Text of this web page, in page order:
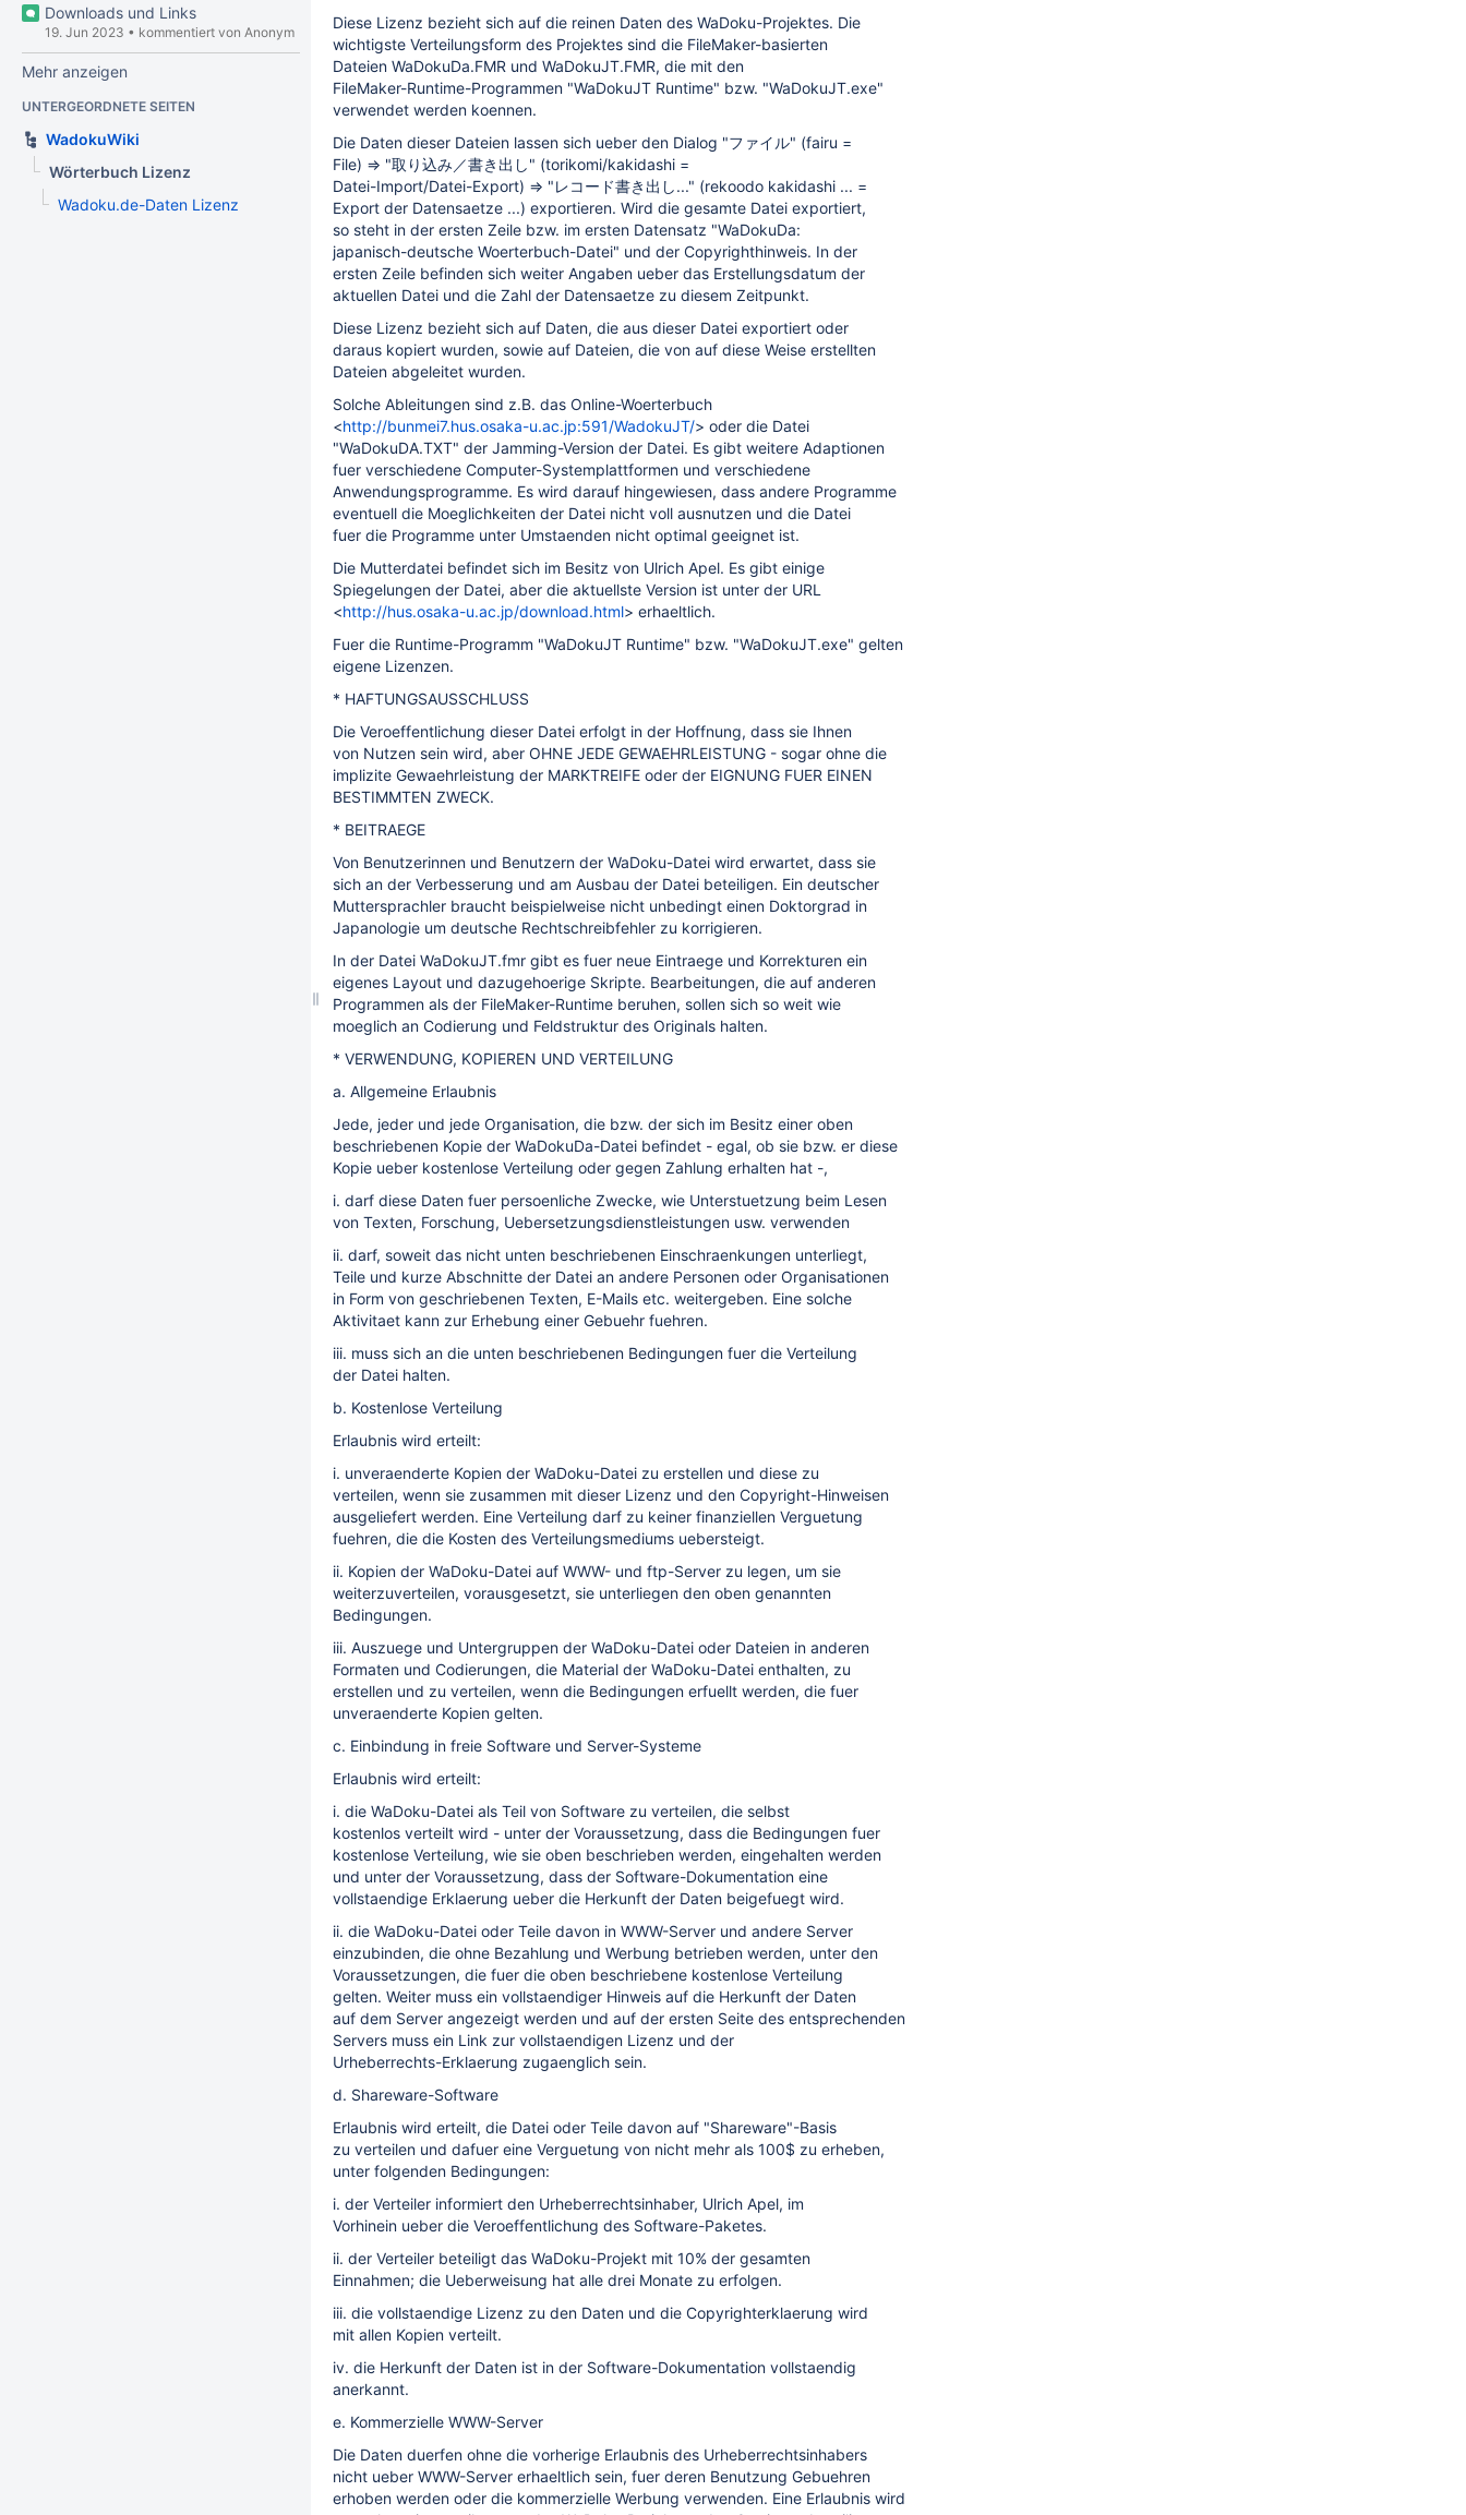
Downloads und Links
19. Jun 2023 • kommentiert von Anonym
Mehr anzeigen
UNTERGEORDNETE SEITEN
WadokuWiki
Wörterbuch Lizenz
Wadoku.de-Daten Lizenz
Diese Lizenz bezieht sich auf die reinen Daten des WaDoku-Projektes. Die
wichtigste Verteilungsform des Projektes sind die FileMaker-basierten
Dateien WaDokuDa.FMR und WaDokuJT.FMR, die mit den
FileMaker-Runtime-Programmen "WaDokuJT Runtime" bzw. "WaDokuJT.exe"
verwendet werden koennen.
Die Daten dieser Dateien lassen sich ueber den Dialog "ファイル" (fairu =
File) => "取り込み／書き出し" (torikomi/kakidashi =
Datei-Import/Datei-Export) => "レコード書き出し..." (rekoodo kakidashi ... =
Export der Datensaetze ...) exportieren. Wird die gesamte Datei exportiert,
so steht in der ersten Zeile bzw. im ersten Datensatz "WaDokuDa:
japanisch-deutsche Woerterbuch-Datei" und der Copyrighthinweis. In der
ersten Zeile befinden sich weiter Angaben ueber das Erstellungsdatum der
aktuellen Datei und die Zahl der Datensaetze zu diesem Zeitpunkt.
Diese Lizenz bezieht sich auf Daten, die aus dieser Datei exportiert oder
daraus kopiert wurden, sowie auf Dateien, die von auf diese Weise erstellten
Dateien abgeleitet wurden.
Solche Ableitungen sind z.B. das Online-Woerterbuch
<http://bunmei7.hus.osaka-u.ac.jp:591/WadokuJT/> oder die Datei
"WaDokuDA.TXT" der Jamming-Version der Datei. Es gibt weitere Adaptionen
fuer verschiedene Computer-Systemplattformen und verschiedene
Anwendungsprogramme. Es wird darauf hingewiesen, dass andere Programme
eventuell die Moeglichkeiten der Datei nicht voll ausnutzen und die Datei
fuer die Programme unter Umstaenden nicht optimal geeignet ist.
Die Mutterdatei befindet sich im Besitz von Ulrich Apel. Es gibt einige
Spiegelungen der Datei, aber die aktuellste Version ist unter der URL
<http://hus.osaka-u.ac.jp/download.html> erhaeltlich.
Fuer die Runtime-Programm "WaDokuJT Runtime" bzw. "WaDokuJT.exe" gelten
eigene Lizenzen.
* HAFTUNGSAUSSCHLUSS
Die Veroeffentlichung dieser Datei erfolgt in der Hoffnung, dass sie Ihnen
von Nutzen sein wird, aber OHNE JEDE GEWAEHRLEISTUNG - sogar ohne die
implizite Gewaehrleistung der MARKTREIFE oder der EIGNUNG FUER EINEN
BESTIMMTEN ZWECK.
* BEITRAEGE
Von Benutzerinnen und Benutzern der WaDoku-Datei wird erwartet, dass sie
sich an der Verbesserung und am Ausbau der Datei beteiligen. Ein deutscher
Muttersprachler braucht beispielweise nicht unbedingt einen Doktorgrad in
Japanologie um deutsche Rechtschreibfehler zu korrigieren.
In der Datei WaDokuJT.fmr gibt es fuer neue Eintraege und Korrekturen ein
eigenes Layout und dazugehoerige Skripte. Bearbeitungen, die auf anderen
Programmen als der FileMaker-Runtime beruhen, sollen sich so weit wie
moeglich an Codierung und Feldstruktur des Originals halten.
* VERWENDUNG, KOPIEREN UND VERTEILUNG
a. Allgemeine Erlaubnis
Jede, jeder und jede Organisation, die bzw. der sich im Besitz einer oben
beschriebenen Kopie der WaDokuDa-Datei befindet - egal, ob sie bzw. er diese
Kopie ueber kostenlose Verteilung oder gegen Zahlung erhalten hat -,
i. darf diese Daten fuer persoenliche Zwecke, wie Unterstuetzung beim Lesen
von Texten, Forschung, Uebersetzungsdienstleistungen usw. verwenden
ii. darf, soweit das nicht unten beschriebenen Einschraenkungen unterliegt,
Teile und kurze Abschnitte der Datei an andere Personen oder Organisationen
in Form von geschriebenen Texten, E-Mails etc. weitergeben. Eine solche
Aktivitaet kann zur Erhebung einer Gebuehr fuehren.
iii. muss sich an die unten beschriebenen Bedingungen fuer die Verteilung
der Datei halten.
b. Kostenlose Verteilung
Erlaubnis wird erteilt:
i. unveraenderte Kopien der WaDoku-Datei zu erstellen und diese zu
verteilen, wenn sie zusammen mit dieser Lizenz und den Copyright-Hinweisen
ausgeliefert werden. Eine Verteilung darf zu keiner finanziellen Verguetung
fuehren, die die Kosten des Verteilungsmediums uebersteigt.
ii. Kopien der WaDoku-Datei auf WWW- und ftp-Server zu legen, um sie
weiterzuverteilen, vorausgesetzt, sie unterliegen den oben genannten
Bedingungen.
iii. Auszuege und Untergruppen der WaDoku-Datei oder Dateien in anderen
Formaten und Codierungen, die Material der WaDoku-Datei enthalten, zu
erstellen und zu verteilen, wenn die Bedingungen erfuellt werden, die fuer
unveraenderte Kopien gelten.
c. Einbindung in freie Software und Server-Systeme
Erlaubnis wird erteilt:
i. die WaDoku-Datei als Teil von Software zu verteilen, die selbst
kostenlos verteilt wird - unter der Voraussetzung, dass die Bedingungen fuer
kostenlose Verteilung, wie sie oben beschrieben werden, eingehalten werden
und unter der Voraussetzung, dass der Software-Dokumentation eine
vollstaendige Erklaerung ueber die Herkunft der Daten beigefuegt wird.
ii. die WaDoku-Datei oder Teile davon in WWW-Server und andere Server
einzubinden, die ohne Bezahlung und Werbung betrieben werden, unter den
Voraussetzungen, die fuer die oben beschriebene kostenlose Verteilung
gelten. Weiter muss ein vollstaendiger Hinweis auf die Herkunft der Daten
auf dem Server angezeigt werden und auf der ersten Seite des entsprechenden
Servers muss ein Link zur vollstaendigen Lizenz und der
Urheberrechts-Erklaerung zugaenglich sein.
d. Shareware-Software
Erlaubnis wird erteilt, die Datei oder Teile davon auf "Shareware"-Basis
zu verteilen und dafuer eine Verguetung von nicht mehr als 100$ zu erheben,
unter folgenden Bedingungen:
i. der Verteiler informiert den Urheberrechtsinhaber, Ulrich Apel, im
Vorhinein ueber die Veroeffentlichung des Software-Paketes.
ii. der Verteiler beteiligt das WaDoku-Projekt mit 10% der gesamten
Einnahmen; die Ueberweisung hat alle drei Monate zu erfolgen.
iii. die vollstaendige Lizenz zu den Daten und die Copyrighterklaerung wird
mit allen Kopien verteilt.
iv. die Herkunft der Daten ist in der Software-Dokumentation vollstaendig
anerkannt.
e. Kommerzielle WWW-Server
Die Daten duerfen ohne die vorherige Erlaubnis des Urheberrechtsinhabers
nicht ueber WWW-Server erhaeltlich sein, fuer deren Benutzung Gebuehren
erhoben werden oder die kommerzielle Werbung verwenden. Eine Erlaubnis wird